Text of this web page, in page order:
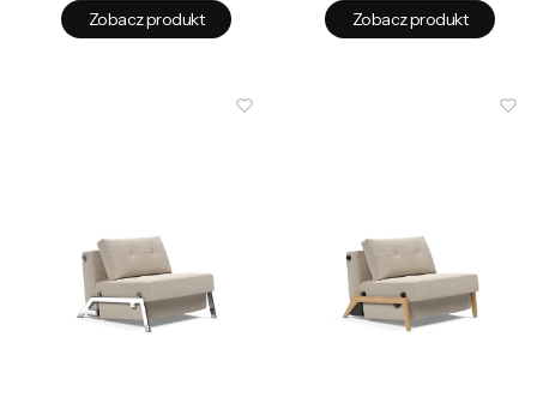
Zobacz produkt
Zobacz produkt